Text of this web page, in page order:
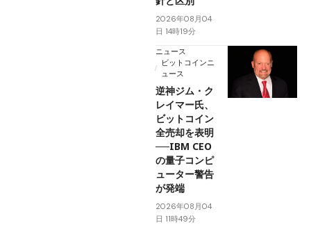
2026年08月04
日 14時19分
ニュース
ビットコインニ
ュース
逆神ジム・ク
レイマー氏、
ビットコイン
全売却を表明
──IBM CEO
の量子コンピ
ューター警告
が発端
2026年08月04
日 11時49分